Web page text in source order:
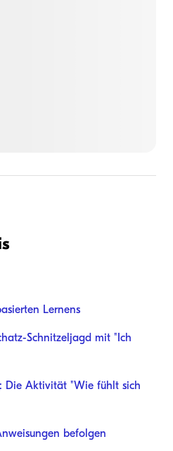
Lernens
Schnitzeljagd mit "Ich
Die Aktivität "Wie fühlt sich
befolgen